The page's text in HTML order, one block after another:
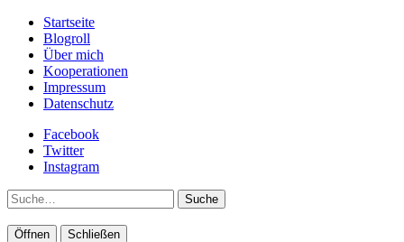
Startseite
Blogroll
Über mich
Kooperationen
Impressum
Datenschutz
Facebook
Twitter
Instagram
Suche
Öffnen Schließen